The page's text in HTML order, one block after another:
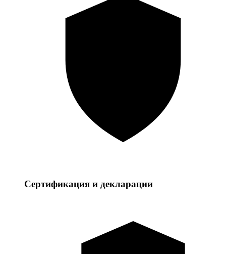
Сертификация и декларации